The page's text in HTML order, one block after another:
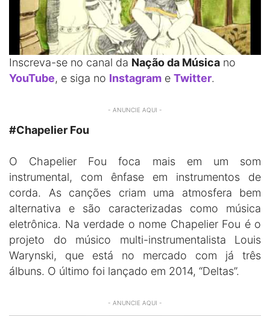
Inscreva-se no canal da Nação da Música no
YouTube, e siga no Instagram e Twitter.
- ANUNCIE AQUI -
#Chapelier Fou
O Chapelier Fou foca mais em um som
instrumental, com ênfase em instrumentos de
corda. As canções criam uma atmosfera bem
alternativa e são caracterizadas como música
eletrônica. Na verdade o nome Chapelier Fou é o
projeto do músico multi-instrumentalista Louis
Warynski, que está no mercado com já três
álbuns. O último foi lançado em 2014, “Deltas”.
- ANUNCIE AQUI -